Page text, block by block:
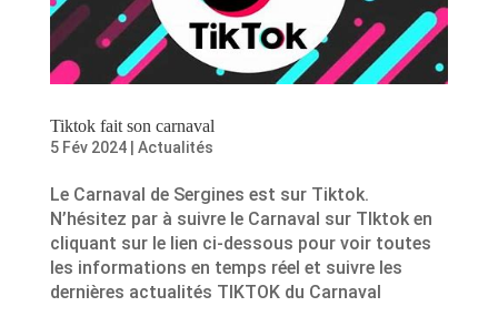
Tiktok fait son carnaval
5 Fév 2024| Actualités
Le Carnaval de Sergines est sur Tiktok.
N’hésitez par à suivre le Carnaval sur TIktok en
cliquant sur le lien ci-dessous pour voir toutes
les informations en temps réel et suivre les
dernières actualités TIKTOK du Carnaval